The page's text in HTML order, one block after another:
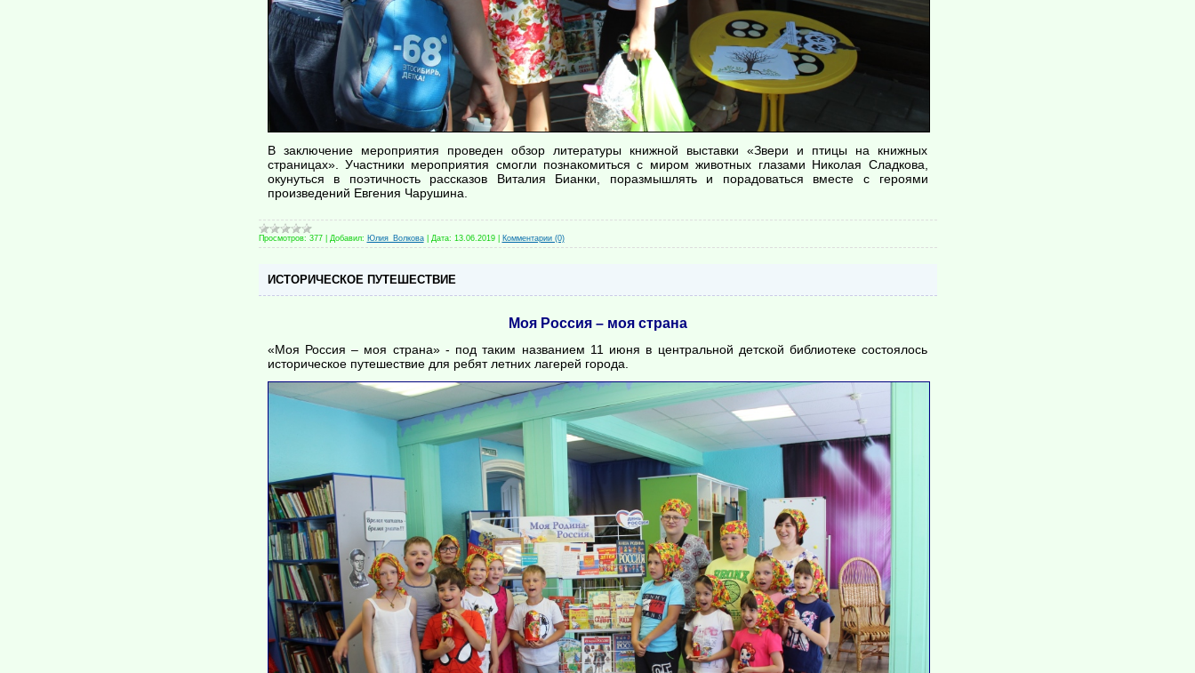
В заключение мероприятия проведен обзор литературы книжной выставки «Звери и птицы на книжных
страницах». Участники мероприятия смогли познакомиться с миром животных глазами Николая Сладкова,
окунуться в поэтичность рассказов Виталия Бианки, поразмышлять и порадоваться вместе с героями
произведений Евгения Чарушина.
Просмотров: 377 Добавил: Юлия_Волкова Дата: 13.06.2019 Комментарии (0)
ИСТОРИЧЕСКОЕ ПУТЕШЕСТВИЕ
Моя Россия – моя страна
«Моя Россия – моя страна» - под таким названием 11 июня в центральной детской библиотеке состоялось
историческое путешествие для ребят летних лагерей города.